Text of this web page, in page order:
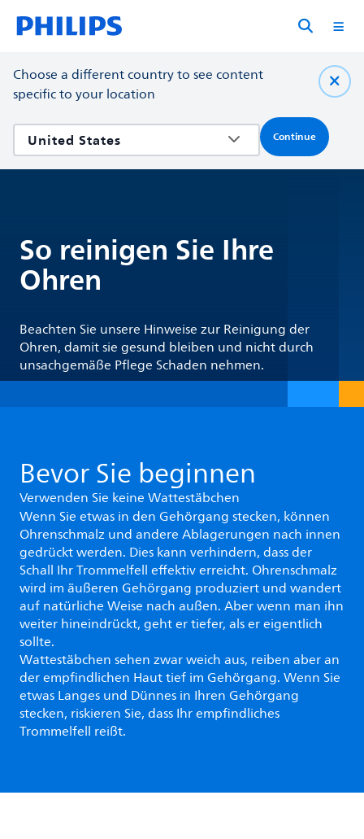
Choose a different country to see content
specific to your location
Continue
So reinigen Sie Ihre
Ohren
Beachten Sie unsere Hinweise zur Reinigung der
Ohren, damit sie gesund bleiben und nicht durch
unsachgemäße Pflege Schaden nehmen.
Bevor Sie beginnen
Verwenden Sie keine Wattestäbchen
Wenn Sie etwas in den Gehörgang stecken, können
Ohrenschmalz und andere Ablagerungen nach innen
gedrückt werden. Dies kann verhindern, dass der
Schall Ihr Trommelfell effektiv erreicht. Ohrenschmalz
wird im äußeren Gehörgang produziert und wandert
auf natürliche Weise nach außen. Aber wenn man ihn
weiter hineindrückt, geht er tiefer, als er eigentlich
sollte.
Wattestäbchen sehen zwar weich aus, reiben aber an
der empfindlichen Haut tief im Gehörgang. Wenn Sie
etwas Langes und Dünnes in Ihren Gehörgang
stecken, riskieren Sie, dass Ihr empfindliches
Trommelfell reißt.